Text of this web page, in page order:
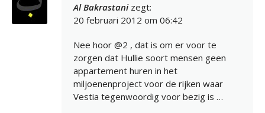
Al Bakrastani zegt:
20 februari 2012 om 06:42
Nee hoor @2 , dat is om er voor te
zorgen dat Hullie soort mensen geen
appartement huren in het
miljoenenproject voor de rijken waar
Vestia tegenwoordig voor bezig is …